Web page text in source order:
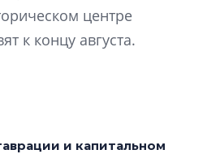
центре
к концу августа.
и капитальном